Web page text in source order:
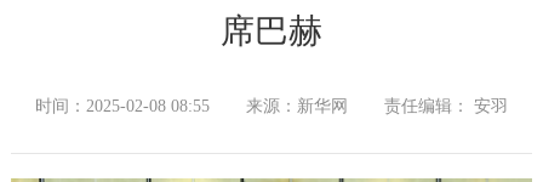
席巴赫
时间：2025-02-08 08:55 来源：新华网 责任编辑： 安羽